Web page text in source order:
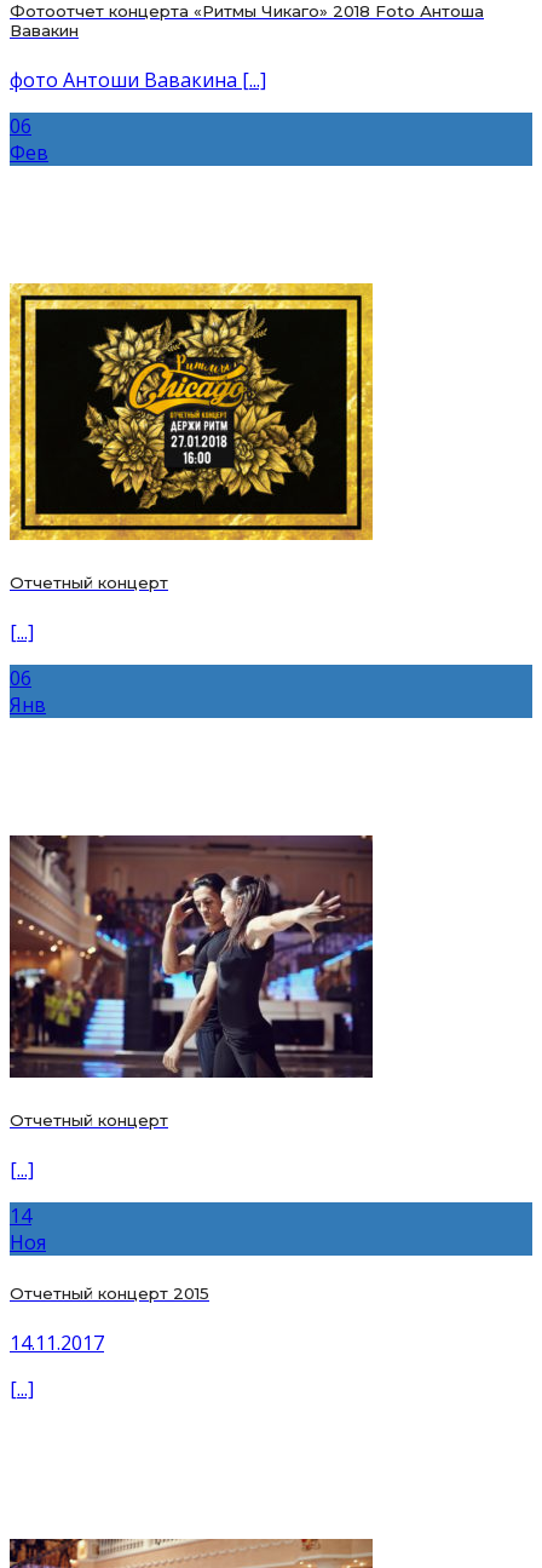
Фотоотчет концерта «Ритмы Чикаго» 2018 Foto Антоша
Вавакин
фото Антоши Вавакина [...]
06
Фев
Отчетный концерт
[...]
06
Янв
Отчетный концерт
[...]
14
Ноя
Отчетный концерт 2015
14.11.2017
[...]